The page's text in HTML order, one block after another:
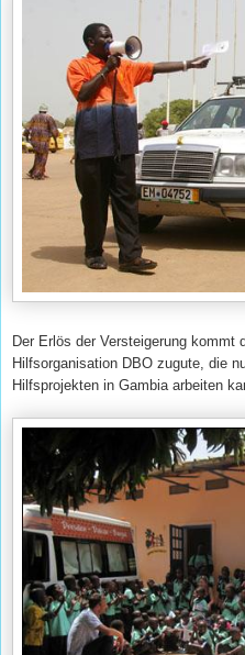
Der Erlös der Versteigerung kommt
Hilfsorganisation DBO zugute, die
Hilfsprojekten in Gambia arbeiten